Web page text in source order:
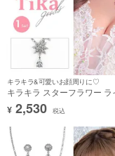
キラキラ&可愛いお顔周りに♡
キラキラ スターフラワー ラ
ーン アクセサリー ネックレス
¥ 2,530 税込